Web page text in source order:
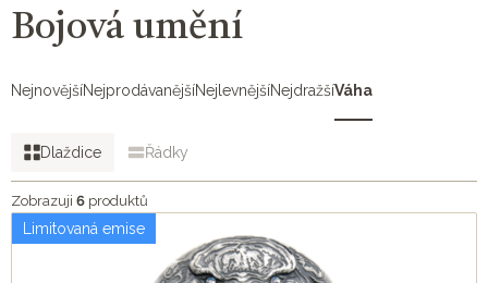
Bojová umění
NejnovějšíNejprodávanějšíNejlevnějšíNejdražšíVáha
Dlaždice Řádky
Zobrazuji 6 produktů
Limitovaná emise